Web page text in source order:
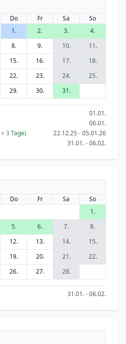
Do Fr Sa
So
1.
2. 3.
4.
8. 9. 10.
11.
15. 16. 17.
18.
22. 23. 24.
25.
29. 30. 31.
01.01.
06.01.
+ 3 Tage)
22.12.25 - 05.01.26
31.01. - 06.02.
Do Fr Sa
So
1.
5. 6. 7.
8.
12. 13. 14.
15.
19. 20. 21.
22.
26. 27. 28.
31.01. - 06.02.